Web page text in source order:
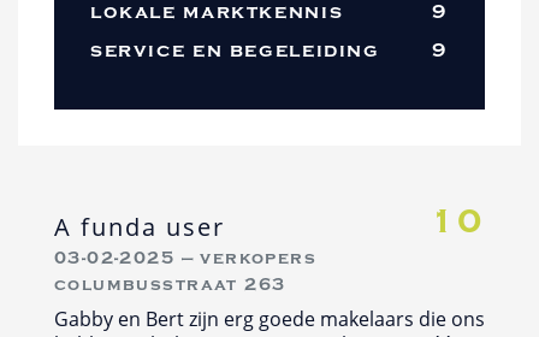
lokale marktkennis
9
service en begeleiding
9
A funda user 10
03-02-2025 — verkopers
columbusstraat 263
Gabby en Bert zijn erg goede makelaars die ons